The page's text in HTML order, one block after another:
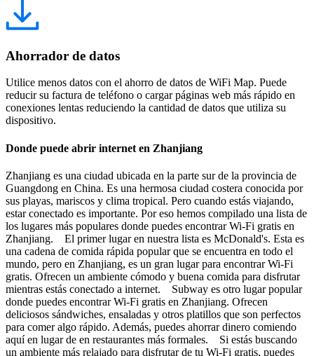
Ahorrador de datos
Utilice menos datos con el ahorro de datos de WiFi Map. Puede
reducir su factura de teléfono o cargar páginas web más rápido en
conexiones lentas reduciendo la cantidad de datos que utiliza su
dispositivo.
Donde puede abrir internet en Zhanjiang
Zhanjiang es una ciudad ubicada en la parte sur de la provincia de
Guangdong en China. Es una hermosa ciudad costera conocida por
sus playas, mariscos y clima tropical. Pero cuando estás viajando,
estar conectado es importante. Por eso hemos compilado una lista de
los lugares más populares donde puedes encontrar Wi-Fi gratis en
Zhanjiang. El primer lugar en nuestra lista es McDonald's. Esta es
una cadena de comida rápida popular que se encuentra en todo el
mundo, pero en Zhanjiang, es un gran lugar para encontrar Wi-Fi
gratis. Ofrecen un ambiente cómodo y buena comida para disfrutar
mientras estás conectado a internet. Subway es otro lugar popular
donde puedes encontrar Wi-Fi gratis en Zhanjiang. Ofrecen
deliciosos sándwiches, ensaladas y otros platillos que son perfectos
para comer algo rápido. Además, puedes ahorrar dinero comiendo
aquí en lugar de en restaurantes más formales. Si estás buscando
un ambiente más relajado para disfrutar de tu Wi-Fi gratis, puedes